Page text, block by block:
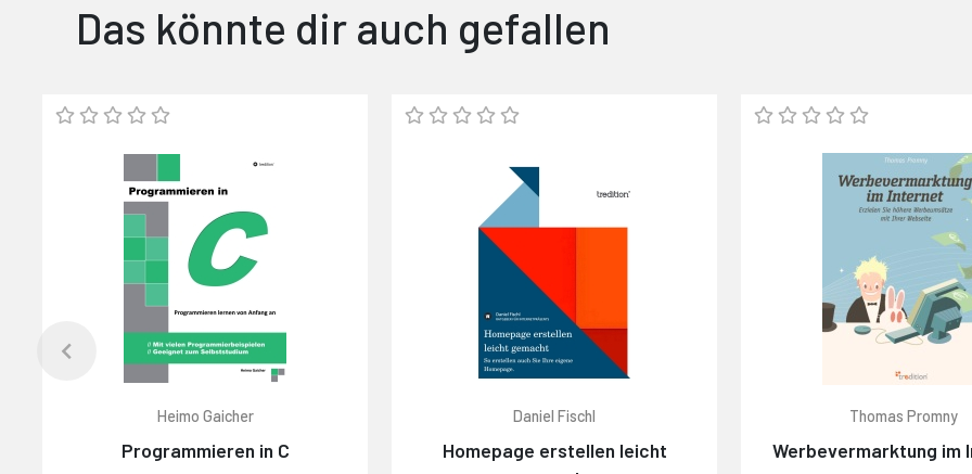
Das könnte dir auch gefallen
Heimo Gaicher
Programmieren in C
Daniel Fischl
Homepage erstellen leicht
Thomas Promny
Werbevermarktung im